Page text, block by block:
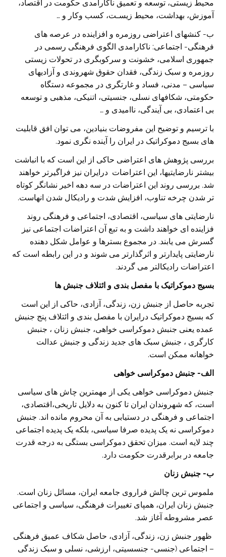
محیط زیستی، توسعه و تعمیق ناکارآمدی حکومت در اقتصاد،
آموزش، بهداشت، محیط زیسـت، کسب وکار و …
ب- کنشهای اعتراضی روزمره و افزاینده در عرصه های
فرهنگی- اجتماعی: ناکارامدی الگوی فرهنگی رسمی در
جمهوری اسلامی، خشونت و سرکوبگری در تحولات زیستی
روزمره و سبک زندگی، فقدان حقوق شهروندی و آزادیهای
سیاسی – مدنی، فساد و غارتگری در مجموعه دستگاه
حکومتی، شکافهای نسلی، جنسیتی، اتنیکی، مذهبی و توسعه
بی اعتمادی، بی آیندگی، ناامیدی و …
با ترسیم و توضیح این مفروضات بنیادین، می توان افق قابلیت
های بسیج دموکراتیک در ایران را آینده نگری نمود.
بررسی پژوهش های اعتراضی حاکی از این است که با انباشت
بیشتر نارضایتیها، این اعتراضات درایران نیز فراگیرتر خواهند
شد. بررسی روند این اعتراضات در سه دهه اخیر نشانگر کوتاه
تر شدن چرخه تناوب، افزایش شدت و رادیکال شدن انهاست.
نارضایتی های سیاسی، اقتصادی، اجتماعی و فرهنگی روند
فزاینده ای خواهند داشت و به تبع آن اعتراضات اجتماعی نیز
گسرش می یابند. در مجموع بسترها و عوامل شکل دهنده
نارضایتی پایدارتر و اثرگذارتر می شوند و در این رابطه است که
اعتراضات رادیکالتر می گردند.
بسیج دموکراتیک با مفصل بندی و ائتلاف جنبش ها
تجربه حاصل از جنبش زن، زندگی، آزادی، حاکی از این است
که بسیج دموکراتیک درایران با مفصل بندی و ائتلاف پنج جنبش
عمده یعنی جنبش دموکراسی خواهی، جنبش زنان ، جنبش
کارگری ، جنبش سبک های جدید زندگی و جنبش عدالت
خواهانه ممکن است.
الف- جنبش دموکراسی خواهی
جنبش دموکراسی خواهی یکی از مهمترین چاش های سیاسی
است، که شهروندان ایران تا کنون به دلایل تاریخی،اقتصادی،
اجتماعی و فرهنگی در دستیابی به آن محروم مانده اند. جنبش
دموکراسی نه یک پدیده صرفا سیاسی، بلکه یک پدیده اجتماعی
چند لایه است. میزان تحقق دموکراسی بستگی به درجه قدرت
جامعه در برابرقدرت حکومت دارد.
ب- جنبش زنان
ملموس ترین چالش فراروی جامعه ایران، مسائل زنان است.
جنبش زنان ایران، همپای تغییرات فرهنگی، سیاسی و اجتماعی
عصر مشروطه آغاز شد.
ظهور جنبش زن، زندگی، آزادی، حاصل شکاف عمیق فرهنگی
– اجتماعی (جنسی- جنسسیتی، ارزشی، نسلی و سبک زندگی